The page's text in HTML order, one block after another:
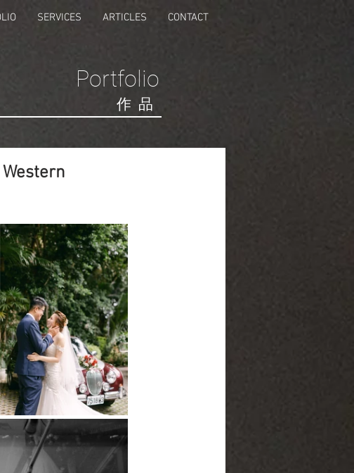
SERVICES ARTICLES CONTACT
Portfolio
​作品